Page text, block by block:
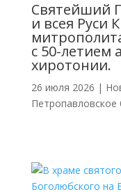
Святейший
и всея Руси
с 50-летием
хиротонии.
26 июля 2026 |
Петропавловское